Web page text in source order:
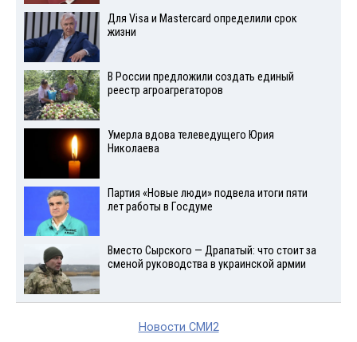
Для Visа и Mastercard определили срок
жизни
В России предложили создать единый
реестр агроагрегаторов
Умерла вдова телеведущего Юрия
Николаева
Партия «Новые люди» подвела итоги пяти
лет работы в Госдуме
Вместо Сырского — Драпатый: что стоит за
сменой руководства в украинской армии
Новости СМИ2